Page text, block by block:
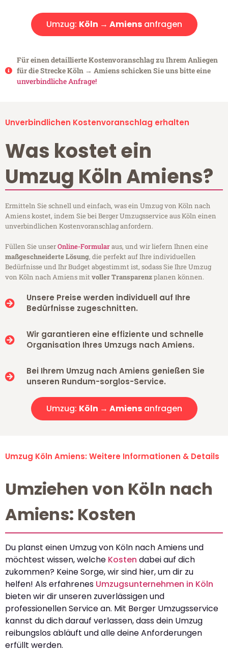
Umzug: Köln → Amiensanfragen
Für einen detaillierte Kostenvoranschlag zu Ihrem Anliegen
für die Strecke Köln → Amiens schicken Sie uns bitte eine
unverbindliche Anfrage!
Unverbindlichen Kostenvoranschlag erhalten
Was kostet ein
Umzug Köln Amiens?
Ermitteln Sie schnell und einfach, was ein Umzug von Köln nach
Amiens kostet, indem Sie bei Berger Umzugsservice aus Köln einen
unverbindlichen Kostenvoranschlag anfordern.
Füllen Sie unserOnline-Formularaus, und wir liefern Ihnen eine
maßgeschneiderte Lösung, die perfekt auf Ihre individuellen
Bedürfnisse und Ihr Budget abgestimmt ist, sodass Sie Ihre Umzug
von Köln nach Amiens mitvoller Transparenzplanen können.
Unsere Preise werden individuell auf Ihre
Bedürfnisse zugeschnitten.
Wir garantieren eine effiziente und schnelle
Organisation Ihres Umzugs nach Amiens.
Bei Ihrem Umzug nach Amiens genießen Sie
unseren Rundum-sorglos-Service.
Umzug: Köln → Amiensanfragen
Umzug Köln Amiens: Weitere Informationen & Details
Umziehen von Köln nach
Amiens: Kosten
Du planst einen Umzug von Köln nach Amiens und
möchtest wissen, welche Kosten dabei auf dich
zukommen? Keine Sorge, wir sind hier, um dir zu
helfen! Als erfahrenes Umzugsunternehmen in Köln
bieten wir dir unseren zuverlässigen und
professionellen Service an. Mit Berger Umzugsservice
kannst du dich darauf verlassen, dass dein Umzug
reibungslos abläuft und alle deine Anforderungen
erfüllt werden.